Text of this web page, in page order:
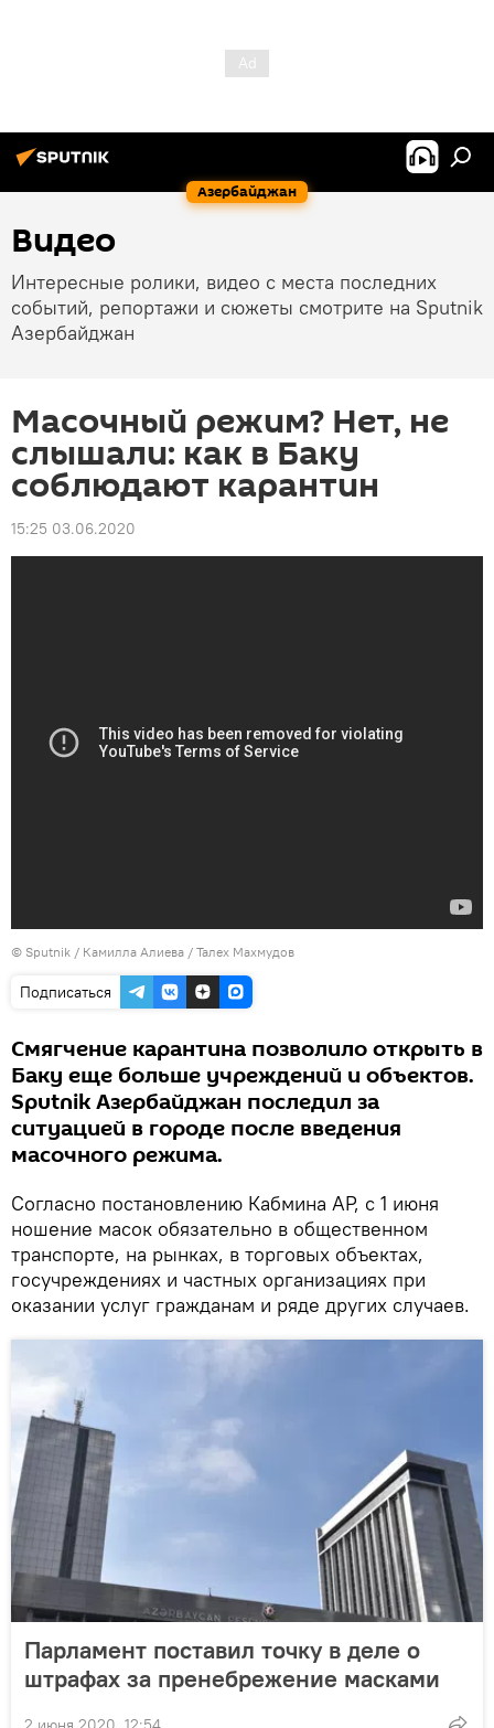
Азербайджан
Видео
Интересные ролики, видео с места последних
событий, репортажи и сюжеты смотрите на Sputnik
Азербайджан
Масочный режим? Нет, не
слышали: как в Баку
соблюдают карантин
15:25 03.06.2020
© Sputnik / Камилла Алиева / Талех Махмудов
Подписаться
Смягчение карантина позволило открыть в
Баку еще больше учреждений и объектов.
Sputnik Азербайджан последил за
ситуацией в городе после введения
масочного режима.
Согласно постановлению Кабмина АР, с 1 июня
ношение масок обязательно в общественном
транспорте, на рынках, в торговых объектах,
госучреждениях и частных организациях при
оказании услуг гражданам и ряде других случаев.
Парламент поставил точку в деле о
штрафах за пренебрежение масками